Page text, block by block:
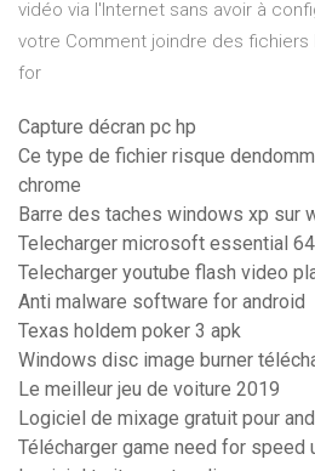
vidéo via l'Internet sans avoir à
votre Comment joindre des fichiers
for
Capture décran pc hp
Ce type de fichier risque
chrome
Barre des taches windows xp sur
Telecharger microsoft essential
Telecharger youtube flash video
Anti malware software for android
Texas holdem poker 3 apk
Windows disc image burner
Le meilleur jeu de voiture 2019
Logiciel de mixage gratuit pour
Télécharger game need for speed